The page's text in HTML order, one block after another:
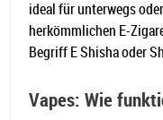
ideal für unterwegs
herkömmlichen E-
Begriff E Shisha oder
Vapes: Wie